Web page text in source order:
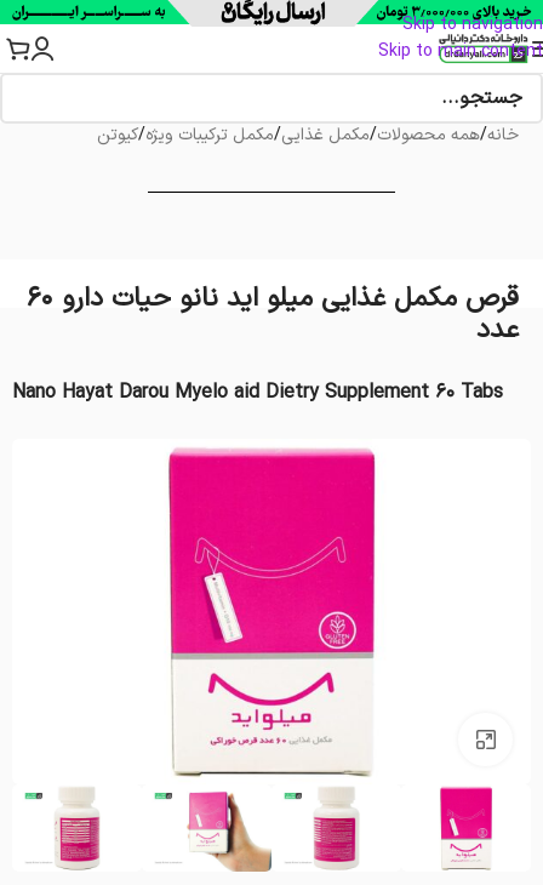
Skip to navigation
Skip to main content
خانه/همه محصولات/مکمل غذایی/مکمل ترکیبات ویژه/کیوتن
قرص مکمل غذایی میلو اید نانو حیات دارو 60
عدد
Nano Hayat Darou Myelo aid Dietry Supplement 60 Tabs